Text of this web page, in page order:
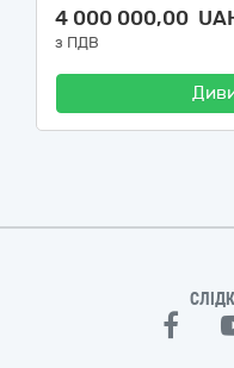
4 000 000,00
з ПДВ